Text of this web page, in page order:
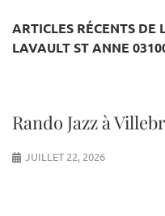
ARTICLES RÉCENTS DE
LAVAULT ST ANNE
Rando Jazz à
JUILLET 22, 2026